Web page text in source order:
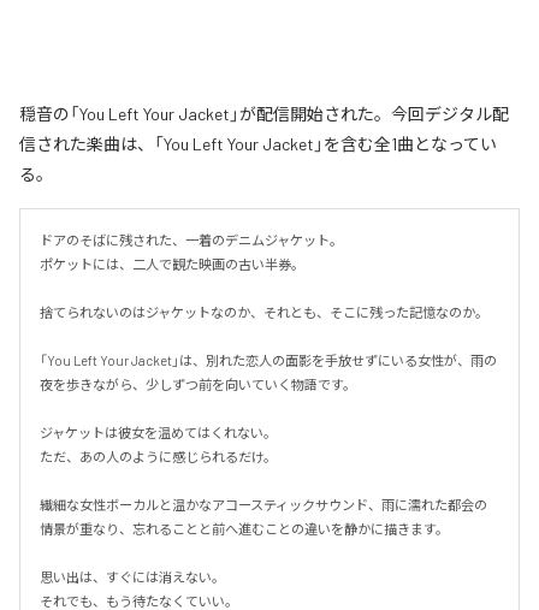
穏音の「You Left Your Jacket」が配信開始された。今回デジタル配
信された楽曲は、「You Left Your Jacket」を含む全1曲となってい
る。
ドアのそばに残された、一着のデニムジャケット。
ポケットには、二人で観た映画の古い半券。
捨てられないのはジャケットなのか、それとも、そこに残った記憶なのか。
「You Left Your Jacket」は、別れた恋人の面影を手放せずにいる女性が、雨の
夜を歩きながら、少しずつ前を向いていく物語です。
ジャケットは彼女を温めてはくれない。
ただ、あの人のように感じられるだけ。
繊細な女性ボーカルと温かなアコースティックサウンド、雨に濡れた都会の
情景が重なり、忘れることと前へ進むことの違いを静かに描きます。
思い出は、すぐには消えない。
それでも、もう待たなくていい。